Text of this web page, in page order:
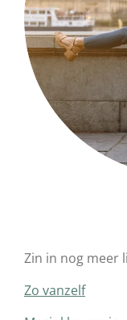
Zin in nog meer
Zo vanzelf